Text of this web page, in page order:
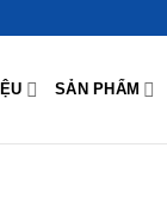
SẢN PHẨM